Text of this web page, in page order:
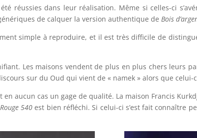
réussies dans leur réalisation. Même si celles-ci
de calquer la version authentique deBois
simple à reproduire, et il est très difficile de
Les maisons vendent de plus en plus chers leurs
sur du Oud qui vient de « namek » alors que celui-
aucun cas un gage de qualité. La maison Francis
540 est bien réfléchi. Si celui-ci s’est fait connaître